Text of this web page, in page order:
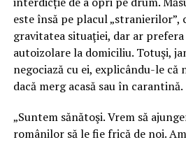
este însă pe placul „stranierilor”,
gravitatea situaţiei, dar ar prefera
autoizolare la domiciliu. Totuşi,
negociază cu ei, explicându-le că
dacă merg acasă sau în carantină.
„Suntem sănătoşi. Vrem să
românilor să le fie frică de noi.